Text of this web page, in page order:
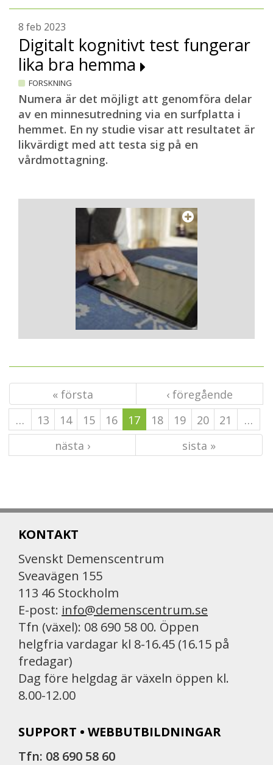
8 feb 2023
Digitalt kognitivt test fungerar
lika bra hemma
FORSKNING
Numera är det möjligt att genomföra delar
av en minnesutredning via en surfplatta i
hemmet. En ny studie visar att resultatet är
likvärdigt med att testa sig på en
vårdmottagning.
« första
‹ föregående
…
13 14 15 16 17 18 19 20 21
…
nästa ›
sista »
KONTAKT
Svenskt Demenscentrum
Sveavägen 155
113 46 Stockholm
E-post: info@demenscentrum.se
Tfn (växel): 08 690 58 00. Öppen
helgfria vardagar kl 8-16.45 (16.15 på
fredagar)
Dag före helgdag är växeln öppen kl.
8.00-12.00
SUPPORT • WEBBUTBILDNINGAR
Tfn: 08 690 58 60